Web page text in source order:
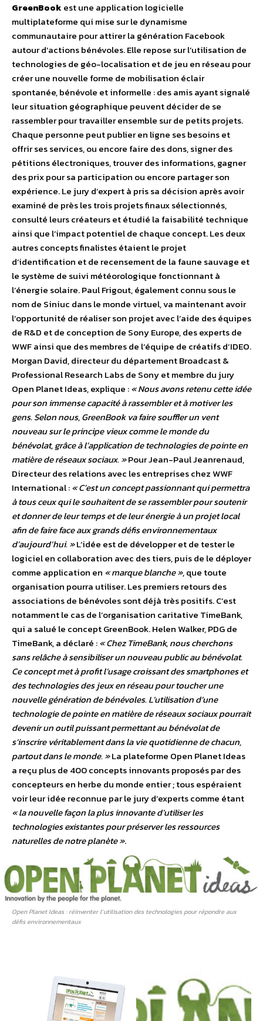
GreenBook est une application logicielle
multiplateforme qui mise sur le dynamisme
communautaire pour attirer la génération Facebook
autour d’actions bénévoles. Elle repose sur l’utilisation de
technologies de géo-localisation et de jeu en réseau pour
créer une nouvelle forme de mobilisation éclair
spontanée, bénévole et informelle : des amis ayant signalé
leur situation géographique peuvent décider de se
rassembler pour travailler ensemble sur de petits projets.
Chaque personne peut publier en ligne ses besoins et
offrir ses services, ou encore faire des dons, signer des
pétitions électroniques, trouver des informations, gagner
des prix pour sa participation ou encore partager son
expérience. Le jury d’expert à pris sa décision après avoir
examiné de près les trois projets finaux sélectionnés,
consulté leurs créateurs et étudié la faisabilité technique
ainsi que l’impact potentiel de chaque concept. Les deux
autres concepts finalistes étaient le projet
d’identification et de recensement de la faune sauvage et
le système de suivi météorologique fonctionnant à
l’énergie solaire. Paul Frigout, également connu sous le
nom de Siniuc dans le monde virtuel, va maintenant avoir
l’opportunité de réaliser son projet avec l’aide des équipes
de R&D et de conception de Sony Europe, des experts de
WWF ainsi que des membres de l’équipe de créatifs d’IDEO.
Morgan David, directeur du département Broadcast &
Professional Research Labs de Sony et membre du jury
Open Planet Ideas, explique :« Nous avons retenu cette idée
pour son immense capacité à rassembler et à motiver les
gens. Selon nous, GreenBook va faire souffler un vent
nouveau sur le principe vieux comme le monde du
bénévolat, grâce à l’application de technologies de pointe en
matière de réseaux sociaux. »Pour Jean-Paul Jeanrenaud,
Directeur des relations avec les entreprises chez WWF
International :« C’est un concept passionnant qui permettra
à tous ceux qui le souhaitent de se rassembler pour soutenir
et donner de leur temps et de leur énergie à un projet local
afin de faire face aux grands défis environnementaux
d’aujourd’hui. »L’idée est de développer et de tester le
logiciel en collaboration avec des tiers, puis de le déployer
comme application en « marque blanche », que toute
organisation pourra utiliser. Les premiers retours des
associations de bénévoles sont déjà très positifs. C’est
notamment le cas de l’organisation caritative TimeBank,
qui a salué le concept GreenBook. Helen Walker, PDG de
TimeBank, a déclaré :« Chez TimeBank, nous cherchons
sans relâche à sensibiliser un nouveau public au bénévolat.
Ce concept met à profit l’usage croissant des smartphones et
des technologies des jeux en réseau pour toucher une
nouvelle génération de bénévoles. L’utilisation d’une
technologie de pointe en matière de réseaux sociaux pourrait
devenir un outil puissant permettant au bénévolat de
s’inscrire véritablement dans la vie quotidienne de chacun,
partout dans le monde. »La plateforme Open Planet Ideas
a reçu plus de 400 concepts innovants proposés par des
concepteurs en herbe du monde entier ; tous espéraient
voir leur idée reconnue par le jury d’experts comme étant
« la nouvelle façon la plus innovante d’utiliser les
technologies existantes pour préserver les ressources
naturelles de notre planète ».
Open Planet Ideas : réinventer l’utilisation des technologies pour répondre aux
défis environnementaux